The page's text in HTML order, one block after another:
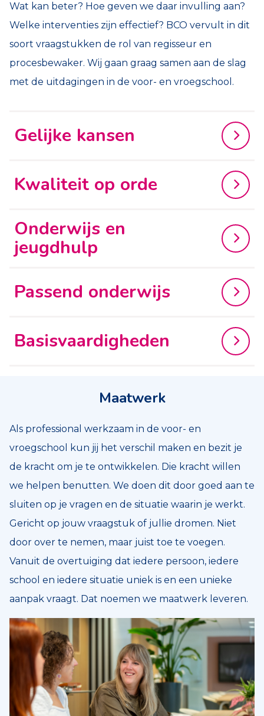
Wat kan beter? Hoe geven we daar invulling aan?
Welke interventies zijn effectief? BCO vervult in dit
soort vraagstukken de rol van regisseur en
procesbewaker. Wij gaan graag samen aan de slag
met de uitdagingen in de voor- en vroegschool.
Gelijke kansen
Kwaliteit op orde
Onderwijs en
jeugdhulp
Passend onderwijs
Basisvaardigheden
Maatwerk
Als professional werkzaam in de voor- en
vroegschool kun jij het verschil maken en bezit je
de kracht om je te ontwikkelen. Die kracht willen
we helpen benutten. We doen dit door goed aan te
sluiten op je vragen en de situatie waarin je werkt.
Gericht op jouw vraagstuk of jullie dromen. Niet
door over te nemen, maar juist toe te voegen.
Vanuit de overtuiging dat iedere persoon, iedere
school en iedere situatie uniek is en een unieke
aanpak vraagt. Dat noemen we maatwerk leveren.